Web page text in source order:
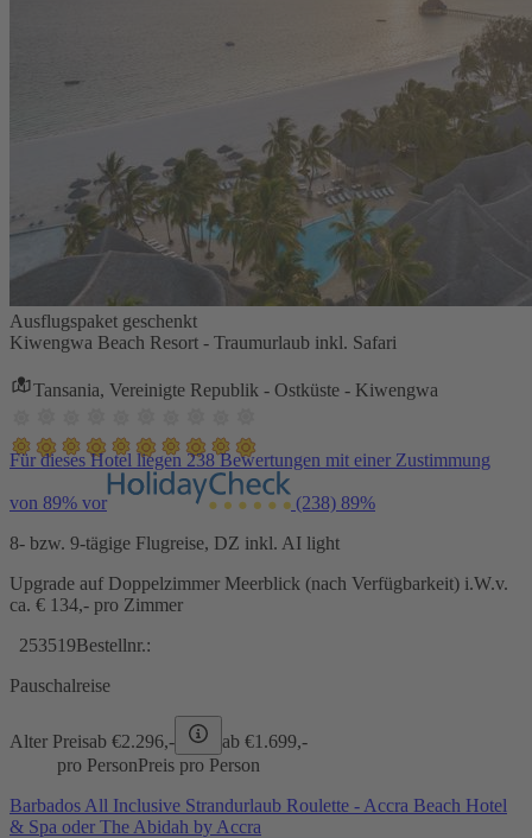
Ausflugspaket geschenkt
Kiwengwa Beach Resort - Traumurlaub inkl. Safari
Tansania, Vereinigte Republik - Ostküste - Kiwengwa
Für dieses Hotel liegen 238 Bewertungen mit einer Zustimmung
von 89% vor (238) 89%
8- bzw. 9-tägige Flugreise, DZ inkl. AI light
Upgrade auf Doppelzimmer Meerblick (nach Verfügbarkeit) i.W.v.
ca. € 134,- pro Zimmer
253519Bestellnr.:
Pauschalreise
Alter Preisab €2.296,- ab €1.699,-
pro PersonPreis pro Person
Barbados All Inclusive Strandurlaub Roulette - Accra Beach Hotel
& Spa oder The Abidah by Accra